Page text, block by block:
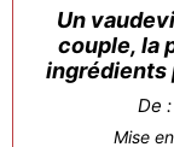
Un
couple, la
ingrédients
De :
Mise